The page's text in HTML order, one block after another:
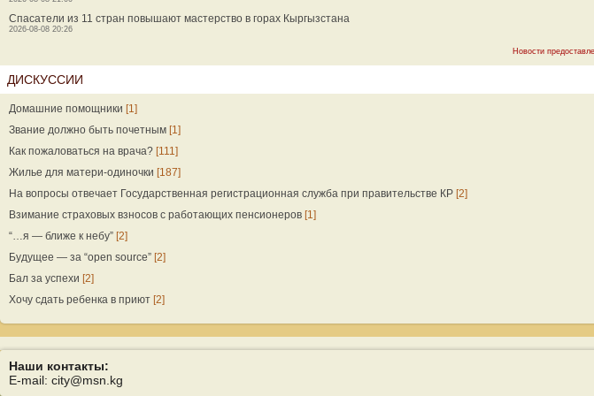
Спасатели из 11 стран повышают мастерство в горах Кыргызстана
2026-08-08 20:26
Новости
ДИСКУССИИ
Домашние помощники [1]
Звание должно быть почетным [1]
Как пожаловаться на врача? [111]
Жилье для матери-одиночки [187]
На вопросы отвечает Государственная регистрационная служба при правительстве КР [2]
Взимание страховых взносов с работающих пенсионеров [1]
“…я — ближе к небу” [2]
Будущее — за “open source” [2]
Бал за успехи [2]
Хочу сдать ребенка в приют [2]
Наши контакты:
E-mail: city@msn.kg